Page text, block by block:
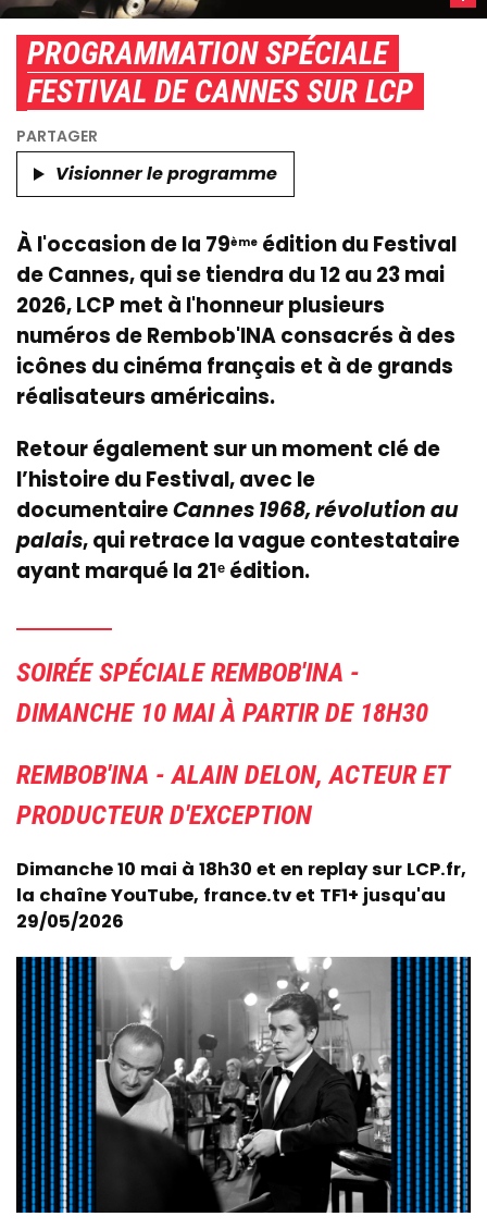
PROGRAMMATION SPÉCIALE
FESTIVAL DE CANNES SUR LCP
Visionner le programme
À l'occasion de la 79ème édition du Festival
de Cannes, qui se tiendra du 12 au 23 mai
2026, LCP met à l'honneur plusieurs
numéros de Rembob'INA consacrés à des
icônes du cinéma français et à de grands
réalisateurs américains.
Retour également sur un moment clé de
l’histoire du Festival, avec le
documentaireCannes 1968, révolution au
palais, qui retrace la vague contestataire
ayant marqué la 21ᵉ édition.
SOIRÉE SPÉCIALE REMBOB'INA -
DIMANCHE 10 MAI À PARTIR DE 18H30
REMBOB'INA - ALAIN DELON, ACTEUR ET
PRODUCTEUR D'EXCEPTION
Dimanche 10 mai à 18h30 et en replay sur LCP.fr,
la chaîne YouTube, france.tv et TF1+ jusqu'au
29/05/2026
Image